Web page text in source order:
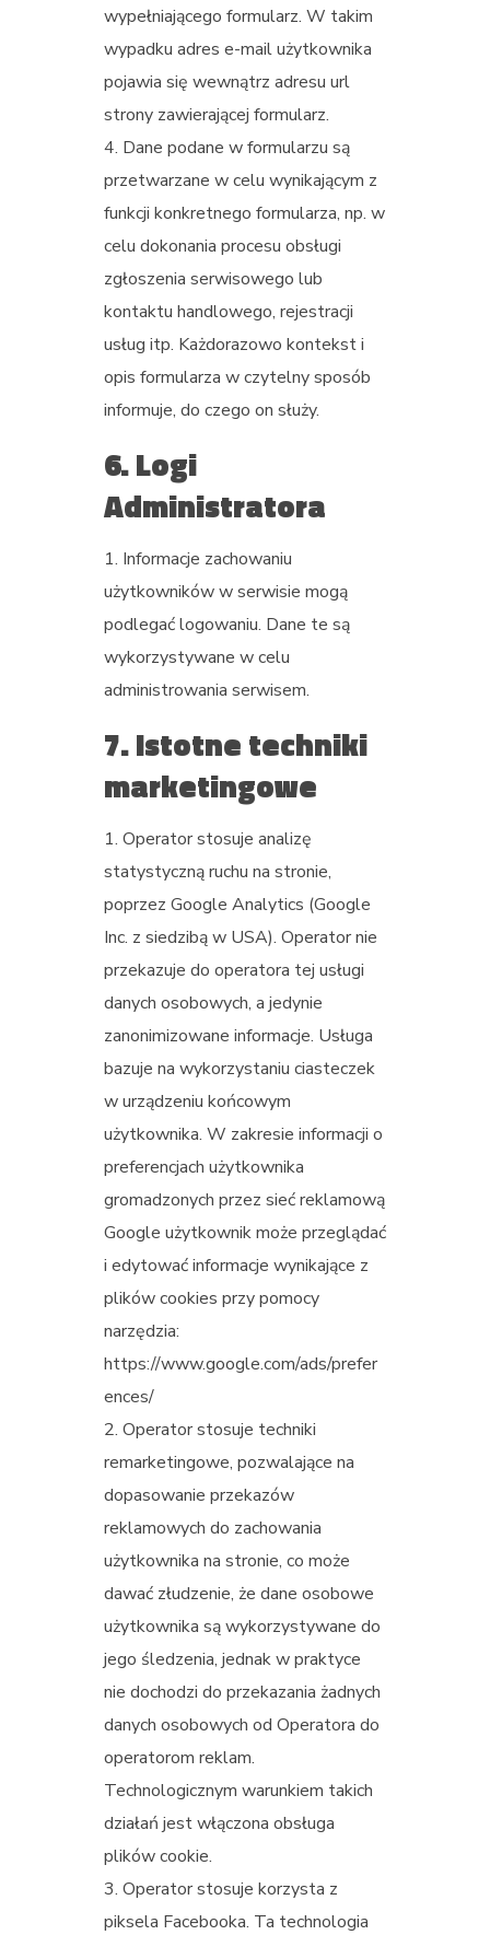
wypełniającego formularz. W takim
wypadku adres e-mail użytkownika
pojawia się wewnątrz adresu url
strony zawierającej formularz.
Dane podane w formularzu są
przetwarzane w celu wynikającym z
funkcji konkretnego formularza, np. w
celu dokonania procesu obsługi
zgłoszenia serwisowego lub
kontaktu handlowego, rejestracji
usług itp. Każdorazowo kontekst i
opis formularza w czytelny sposób
informuje, do czego on służy.
6. Logi
Administratora
Informacje zachowaniu
użytkowników w serwisie mogą
podlegać logowaniu. Dane te są
wykorzystywane w celu
administrowania serwisem.
7. Istotne techniki
marketingowe
Operator stosuje analizę
statystyczną ruchu na stronie,
poprzez Google Analytics (Google
Inc. z siedzibą w USA). Operator nie
przekazuje do operatora tej usługi
danych osobowych, a jedynie
zanonimizowane informacje. Usługa
bazuje na wykorzystaniu ciasteczek
w urządzeniu końcowym
użytkownika. W zakresie informacji o
preferencjach użytkownika
gromadzonych przez sieć reklamową
Google użytkownik może przeglądać
i edytować informacje wynikające z
plików cookies przy pomocy
narzędzia:
https://www.google.com/ads/prefer
ences/
Operator stosuje techniki
remarketingowe, pozwalające na
dopasowanie przekazów
reklamowych do zachowania
użytkownika na stronie, co może
dawać złudzenie, że dane osobowe
użytkownika są wykorzystywane do
jego śledzenia, jednak w praktyce
nie dochodzi do przekazania żadnych
danych osobowych od Operatora do
operatorom reklam.
Technologicznym warunkiem takich
działań jest włączona obsługa
plików cookie.
Operator stosuje korzysta z
piksela Facebooka. Ta technologia